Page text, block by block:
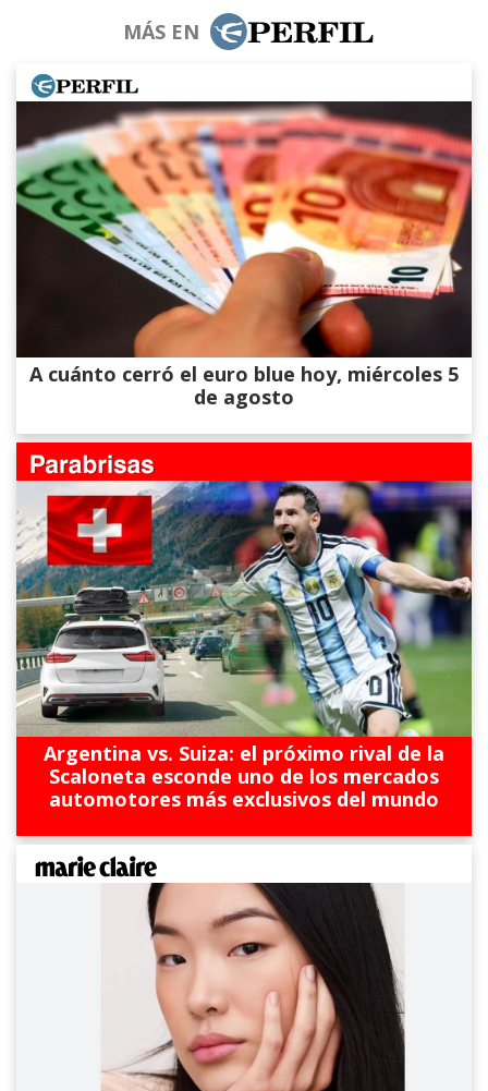
MÁS EN
A cuánto cerró el euro blue hoy, miércoles 5
de agosto
Argentina vs. Suiza: el próximo rival de la
Scaloneta esconde uno de los mercados
automotores más exclusivos del mundo